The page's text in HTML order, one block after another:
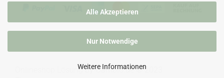
Alle Akzeptieren
Nur Notwendige
Weitere Informationen
Onlineshop Lösungby Gambio.de © 2023